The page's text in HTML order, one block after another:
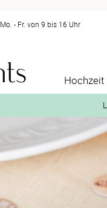
Mo. - Fr. von 9 bis 16 Uhr
Hochzeit
2. Aktiviere